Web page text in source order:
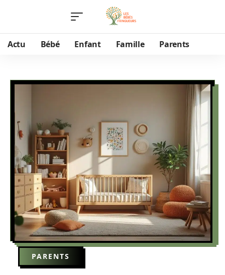
Actu Bébé Enfant Famille Parents
PARENTS